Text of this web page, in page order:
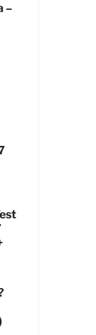
–